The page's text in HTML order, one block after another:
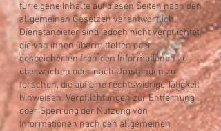
für eigene Inhalte auf diesen Seiten nach den
allgemeinen Gesetzen verantwortlich.
Dienstanbieter sind jedoch nicht verpflichtet,
die von ihnen übermittelten oder
gespeicherten fremden Informationen zu
überwachen oder nach Umständen zu
forschen, die auf eine rechtswidrige Tätigkeit
hinweisen. Verpflichtungen zur Entfernung
oder Sperrung der Nutzung von
Informationen nach den allgemeinen